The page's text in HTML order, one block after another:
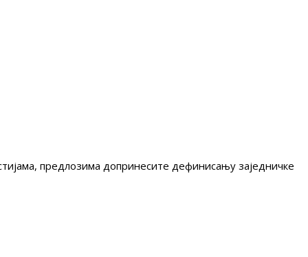
предлозима допринесите дефинисању заједничке